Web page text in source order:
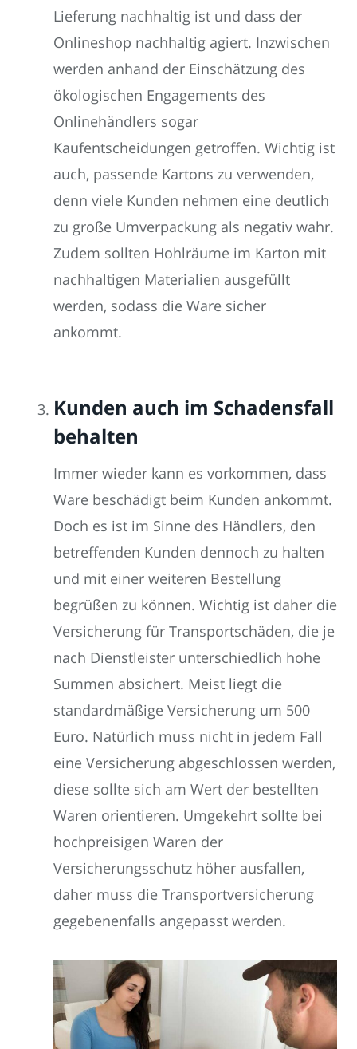
Lieferung nachhaltig ist und dass der
Onlineshop nachhaltig agiert. Inzwischen
werden anhand der Einschätzung des
ökologischen Engagements des
Onlinehändlers sogar
Kaufentscheidungen getroffen. Wichtig ist
auch, passende Kartons zu verwenden,
denn viele Kunden nehmen eine deutlich
zu große Umverpackung als negativ wahr.
Zudem sollten Hohlräume im Karton mit
nachhaltigen Materialien ausgefüllt
werden, sodass die Ware sicher
ankommt.
Kunden auch im Schadensfall
behalten
Immer wieder kann es vorkommen, dass
Ware beschädigt beim Kunden ankommt.
Doch es ist im Sinne des Händlers, den
betreffenden Kunden dennoch zu halten
und mit einer weiteren Bestellung
begrüßen zu können. Wichtig ist daher die
Versicherung für Transportschäden, die je
nach Dienstleister unterschiedlich hohe
Summen absichert. Meist liegt die
standardmäßige Versicherung um 500
Euro. Natürlich muss nicht in jedem Fall
eine Versicherung abgeschlossen werden,
diese sollte sich am Wert der bestellten
Waren orientieren. Umgekehrt sollte bei
hochpreisigen Waren der
Versicherungsschutz höher ausfallen,
daher muss die Transportversicherung
gegebenenfalls angepasst werden.